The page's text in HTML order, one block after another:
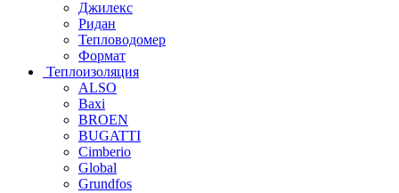
Джилекс
Ридан
Тепловодомер
Формат
Теплоизоляция
ALSO
Baxi
BROEN
BUGATTI
Cimberio
Global
Grundfos